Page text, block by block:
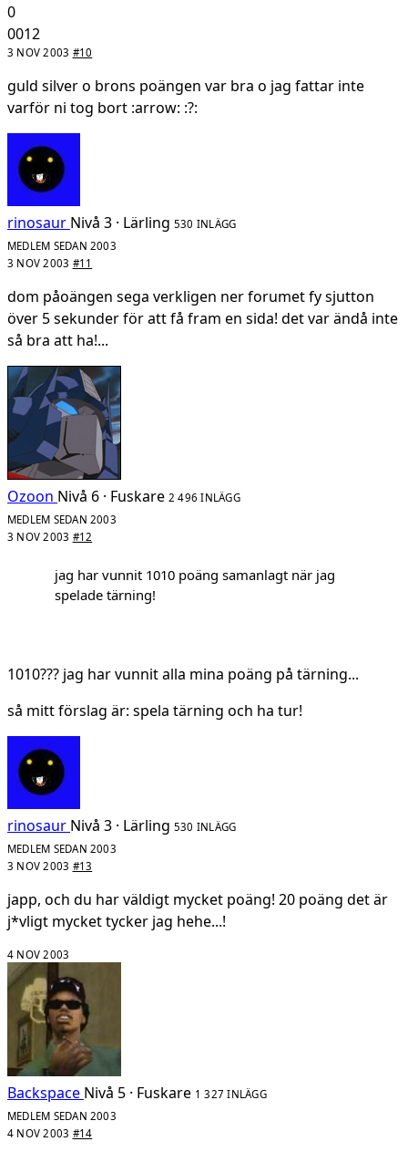
0
0012
3 NOV 2003 #10
guld silver o brons poängen var bra o jag fattar inte
varför ni tog bort :arrow: :?:
rinosaur Nivå 3 · Lärling 530 INLÄGG
MEDLEM SEDAN 2003
3 NOV 2003 #11
dom påoängen sega verkligen ner forumet fy sjutton
över 5 sekunder för att få fram en sida! det var ändå inte
så bra att ha!...
Ozoon Nivå 6 · Fuskare 2 496 INLÄGG
MEDLEM SEDAN 2003
3 NOV 2003 #12
jag har vunnit 1010 poäng samanlagt när jag
spelade tärning!
1010??? jag har vunnit alla mina poäng på tärning...
så mitt förslag är: spela tärning och ha tur!
rinosaur Nivå 3 · Lärling 530 INLÄGG
MEDLEM SEDAN 2003
3 NOV 2003 #13
japp, och du har väldigt mycket poäng! 20 poäng det är
j*vligt mycket tycker jag hehe...!
4 NOV 2003
Backspace Nivå 5 · Fuskare 1 327 INLÄGG
MEDLEM SEDAN 2003
4 NOV 2003 #14